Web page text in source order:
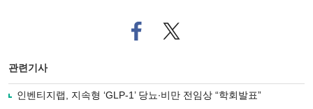
페
이
로
기
트위
터로
관련기사
인벤티지랩, 지속형 ‘GLP-1’ 당뇨∙비만 전임상 “학회발표”